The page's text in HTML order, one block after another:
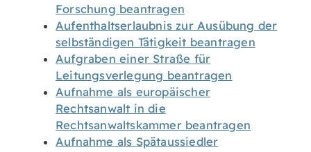
Forschung beantragen
Aufenthaltserlaubnis zur Ausübung der
selbständigen Tätigkeit beantragen
Aufgraben einer Straße für
Leitungsverlegung beantragen
Aufnahme als europäischer
Rechtsanwalt in die
Rechtsanwaltskammer beantragen
Aufnahme als Spätaussiedler